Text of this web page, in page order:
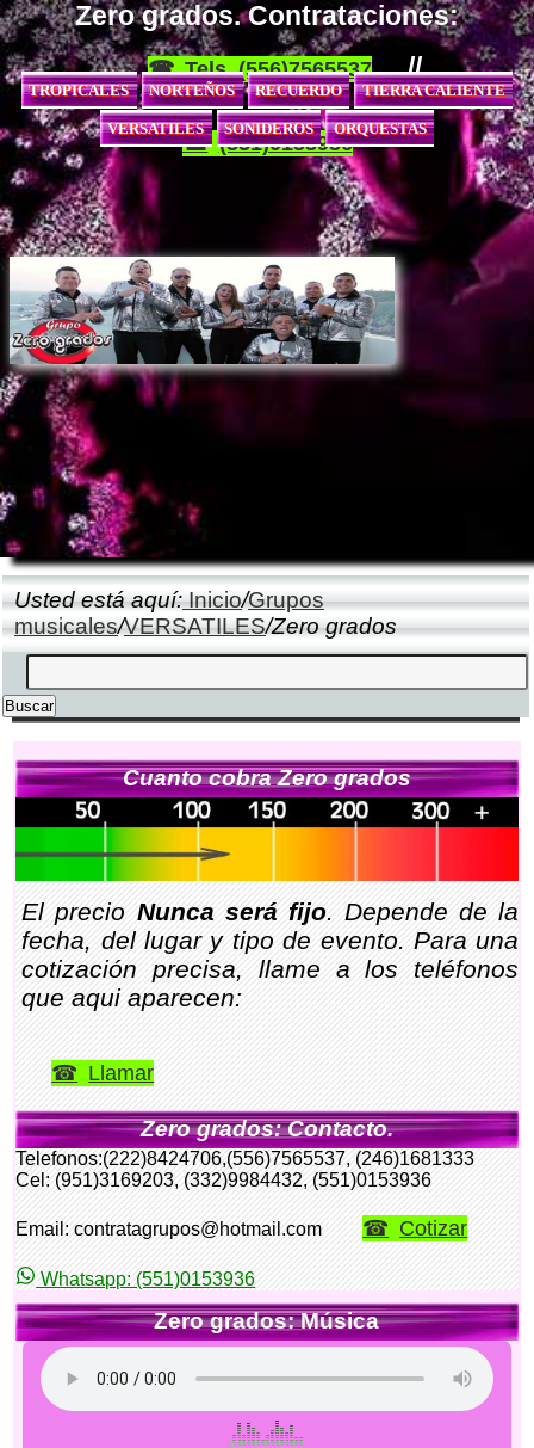
Zero grados. Contrataciones:
Tels. (556)7565537 //
(551)0153936
TROPICALES NORTEÑOS RECUERDO TIERRA CALIENTE
VERSATILES SONIDEROS ORQUESTAS
Usted está aquí:Inicio/Grupos
musicales/VERSATILES/Zero grados
Cuanto cobra Zero grados
El precio Nunca será fijo. Depende de la
fecha, del lugar y tipo de evento. Para una
cotización precisa, llame a los teléfonos
que aqui aparecen:
Llamar
Zero grados: Contacto.
Telefonos:(222)8424706,(556)7565537, (246)1681333
Cel: (951)3169203, (332)9984432, (551)0153936
Email: contratagrupos@hotmail.com Cotizar
Whatsapp: (551)0153936
Zero grados: Música